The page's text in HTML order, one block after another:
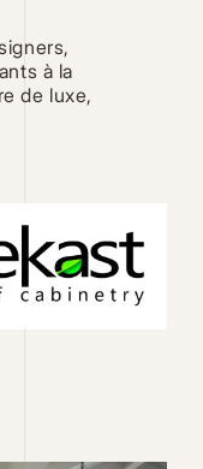
à la
de luxe,